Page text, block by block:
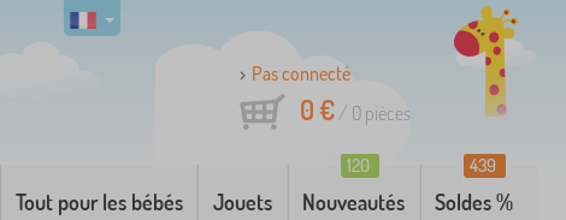
Pas connecté
0 €/ 0 pièces
Tout pour les bébés Jouets Nouveautés
120
Soldes %
439